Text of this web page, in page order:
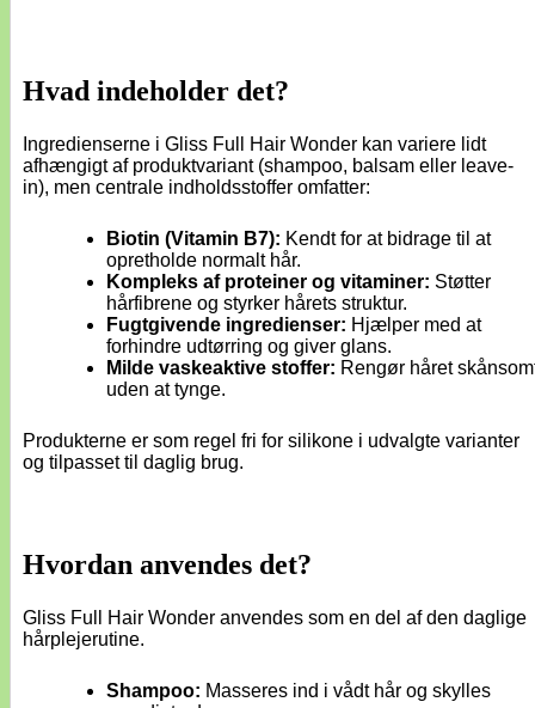
Hvad indeholder det?
Ingredienserne i Gliss Full Hair Wonder kan variere lidt
afhængigt af produktvariant (shampoo, balsam eller leave-
in), men centrale indholdsstoffer omfatter:
Biotin (Vitamin B7): Kendt for at bidrage til at
opretholde normalt hår.
Kompleks af proteiner og vitaminer: Støtter
hårfibrene og styrker hårets struktur.
Fugtgivende ingredienser: Hjælper med at
forhindre udtørring og giver glans.
Milde vaskeaktive stoffer: Rengør håret
uden at tynge.
Produkterne er som regel fri for silikone i udvalgte varianter
og tilpasset til daglig brug.
Hvordan anvendes det?
Gliss Full Hair Wonder anvendes som en del af den daglige
hårplejerutine.
Shampoo: Masseres ind i vådt hår og skylles